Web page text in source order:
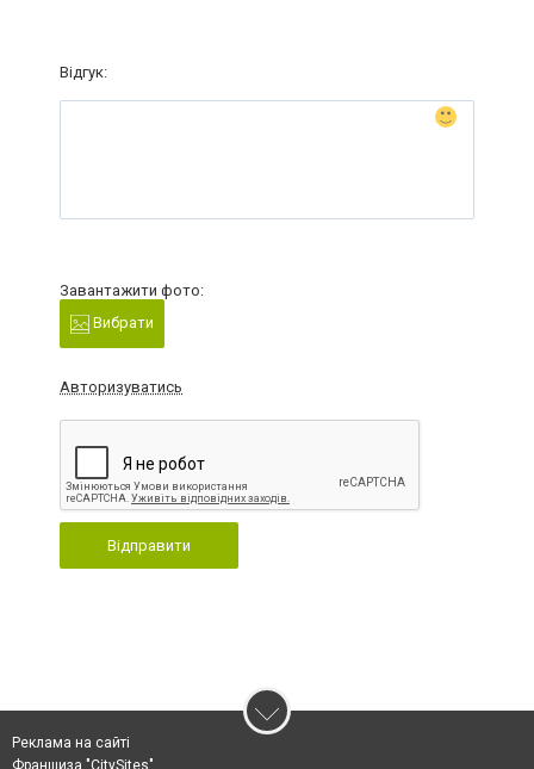
Відгук:
Завантажити фото:
Вибрати
Авторизуватись
Відправити
Реклама на сайті
Франшиза "CitySites"